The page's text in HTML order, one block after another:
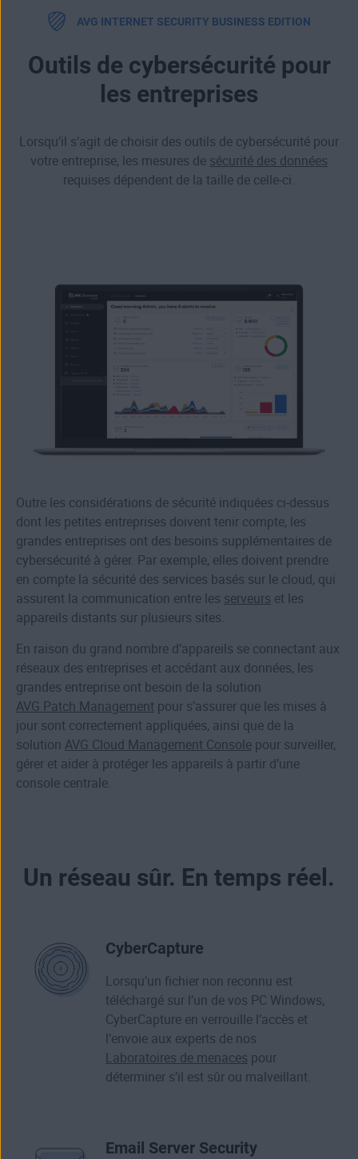
AVG INTERNET SECURITY BUSINESS EDITION
Outils de cybersécurité pour
les entreprises
Lorsqu’il s’agit de choisir des outils de cybersécurité pour
votre entreprise, les mesures de sécurité des données
requises dépendent de la taille de celle-ci.
Outre les considérations de sécurité indiquées ci-dessus
dont les petites entreprises doivent tenir compte, les
grandes entreprises ont des besoins supplémentaires de
cybersécurité à gérer. Par exemple, elles doivent prendre
en compte la sécurité des services basés sur le cloud, qui
assurent la communication entre les serveurs et les
appareils distants sur plusieurs sites.
En raison du grand nombre d’appareils se connectant aux
réseaux des entreprises et accédant aux données, les
grandes entreprise ont besoin de la solution
AVG Patch Management pour s’assurer que les mises à
jour sont correctement appliquées, ainsi que de la
solution AVG Cloud Management Console pour surveiller,
gérer et aider à protéger les appareils à partir d’une
console centrale.
Un réseau sûr. En temps réel.
CyberCapture
Lorsqu’un fichier non reconnu est
téléchargé sur l’un de vos PC Windows,
CyberCapture en verrouille l’accès et
l’envoie aux experts de nos
Laboratoires de menaces pour
déterminer s’il est sûr ou malveillant.
Email Server Security